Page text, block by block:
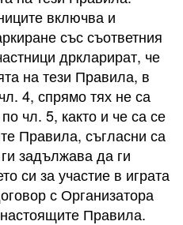
включва и
със съответния
дркларират, че
на тези Правила, в
4, спрямо тях не са
чл. 5, както и че са се
Правила, съгласни са
задължава да ги
си за участие в играта
с Организатора
Правила.